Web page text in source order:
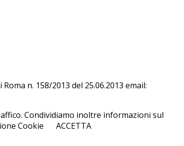
n. 158/​2013 del 25.06.2013 email:
Condividiamo inoltre informazioni sul
Cookie
ACCETTA